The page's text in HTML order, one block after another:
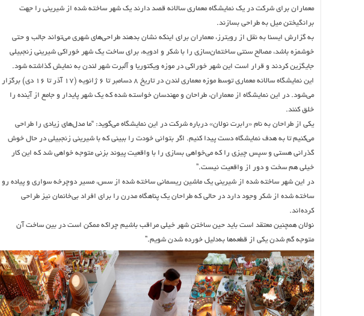
معماران برای شرکت در یک نمایشگاه معماری سالانه قصد دارند یک شهر ساخته شده از شیرینی را جهت
برانگیختن میل به طراحی بسازند.
به گزارش ایسنا به نقل از رویترز، معماران برای اینکه نشان بدهند طراحی‌های شهری می‌تواند جالب و حتی
خوشمزه باشد، مصالح سنتی ساختمان‌سازی را با شکر و ادویه، برای ساخت یک شهر خوراکی شیرینی زنجبیلی
جایگزین کردند و قرار است این شهر خوراکی در موزه ویکتوریا و آلبرت شهر لندن به نمایش گذاشته شود.
این نمایشگاه سالانه معماری توسط موزه معماری لندن در تاریخ ۸ دسامبر تا ۶ ژانویه (۱۷ آذر تا ۱۶ دی) برگزار
می‌شود. در این نمایشگاه از معماران، طراحان و مهندسان خواسته شده که یک شهر پایدار و جامع از آینده را
خلق کنند.
یکی از طراحان به نام «رابرت نولان» درباره شرکت در این نمایشگاه می‌گوید: “ما مدل‌های زیادی را طراحی
می‌کنیم تا به هدف نمایشگاه دست پیدا کنیم. اگر بتوانی خودت را ببینی که با شیرینی زنجبیلی در حال خوش
گذرانی هستی و سپس چیزی را که می‌خواهی بسازی را با واقعیت پیوند بزنی متوجه خواهی شد که این کار
خیلی هم سخت و دور از واقعیت نیست.”
در این شهر ساخته شده از شیرینی یک ماشین ریسمانی ساخته شده از سس، مسیر دوچرخه سواری و پیاده رو
ساخته شده از شکر وجود دارد در حالی که طراحان یک پناهگاه مدرن را برای افراد بی‌خانمان نیز طراحی
کرده‌اند.
نولان همچنین معتقد است باید حین ساختن شهر خیلی مراقب باشیم چراکه ممکن است در بین ساخت آن
متوجه گم شدن یکی از قطعه‌ها به‌دلیل خورده شدن شویم.”